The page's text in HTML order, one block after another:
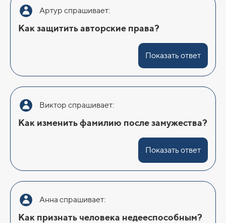
Артур спрашивает:
Как защитить авторские права?
Показать ответ
Виктор спрашивает:
Как изменить фамилию после замужества?
Показать ответ
Анна спрашивает:
Как признать человека недееспособным?